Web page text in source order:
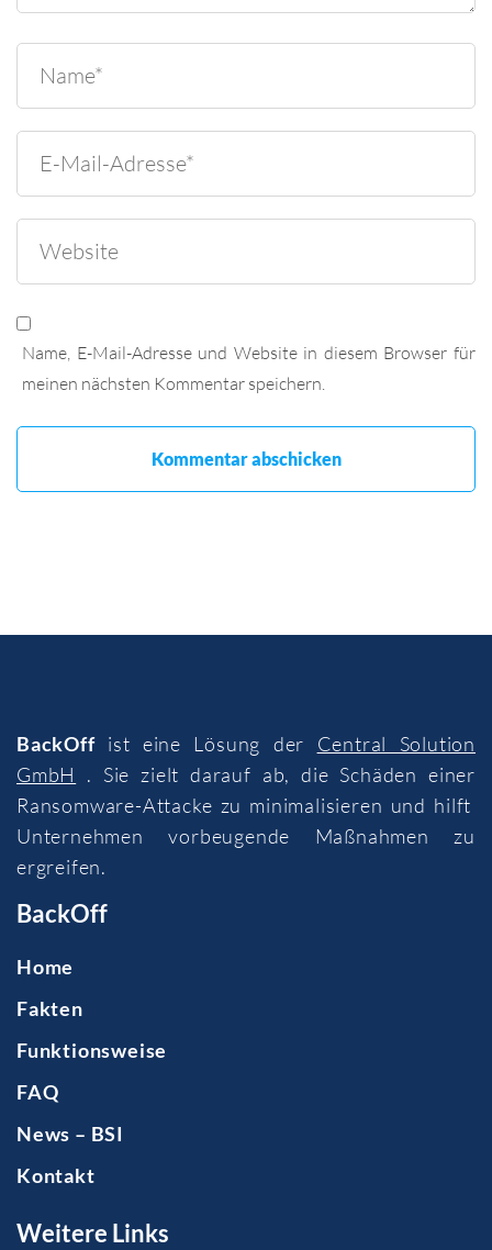
Name, E-Mail-Adresse und Website in diesem Browser für
meinen nächsten Kommentar speichern.
BackOffist eine Lösung der Central Solution
GmbH
. Sie zielt darauf ab, die Schäden einer
Ransomware-Attacke zu minimalisieren und hilft
Unternehmen vorbeugende Maßnahmen zu
ergreifen.
BackOff
Home
Fakten
Funktionsweise
FAQ
News – BSI
Kontakt
Weitere Links